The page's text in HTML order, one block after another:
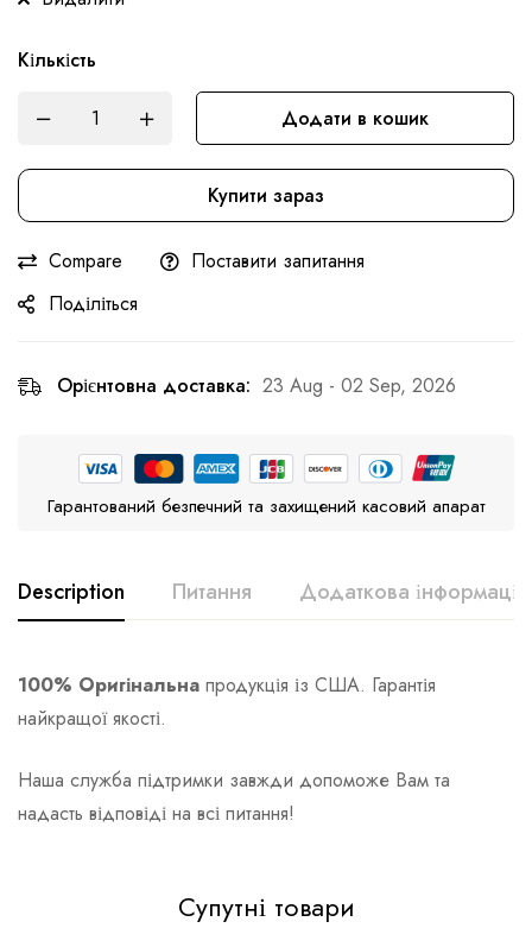
Кількість
Додати в кошик
Купити зараз
Compare
Поставити запитання
Поділіться
Орієнтовна доставка: 23 Aug - 02 Sep, 2026
Гарантований безпечний та захищений касовий апарат
Description Питання Додаткова інформація
100% Оригінальна продукція із США. Гарантія
найкращої якості.
Наша служба підтримки завжди допоможе Вам та
надасть відповіді на всі питання!
Супутні товари